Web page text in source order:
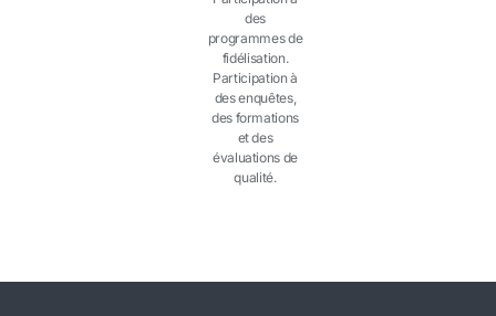
des
programmes de
fidélisation.
Participation à
des enquêtes,
des formations
et des
évaluations de
qualité.